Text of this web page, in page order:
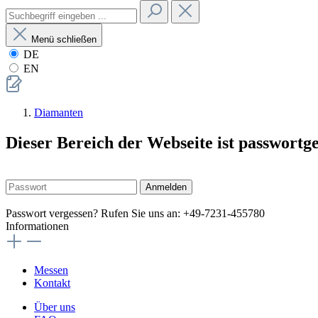
Menü schließen
DE
EN
Diamanten
Dieser Bereich der Webseite ist
Anmelden
Passwort vergessen? Rufen Sie uns an: +49-7231-455780
Informationen
Messen
Kontakt
Über uns